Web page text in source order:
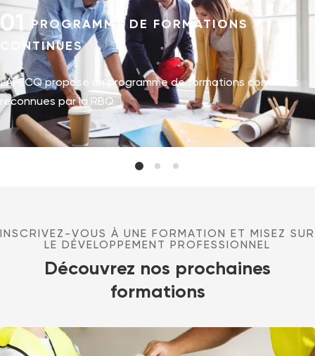
01 PROGRAMME DE FORMATIONS
CONTINUES
L’APECQ propose un programme de formations continues
reconnues par la RBQ
INSCRIVEZ-VOUS À UNE FORMATION ET MISEZ SUR
LE DÉVELOPPEMENT PROFESSIONNEL
Découvrez nos prochaines
formations